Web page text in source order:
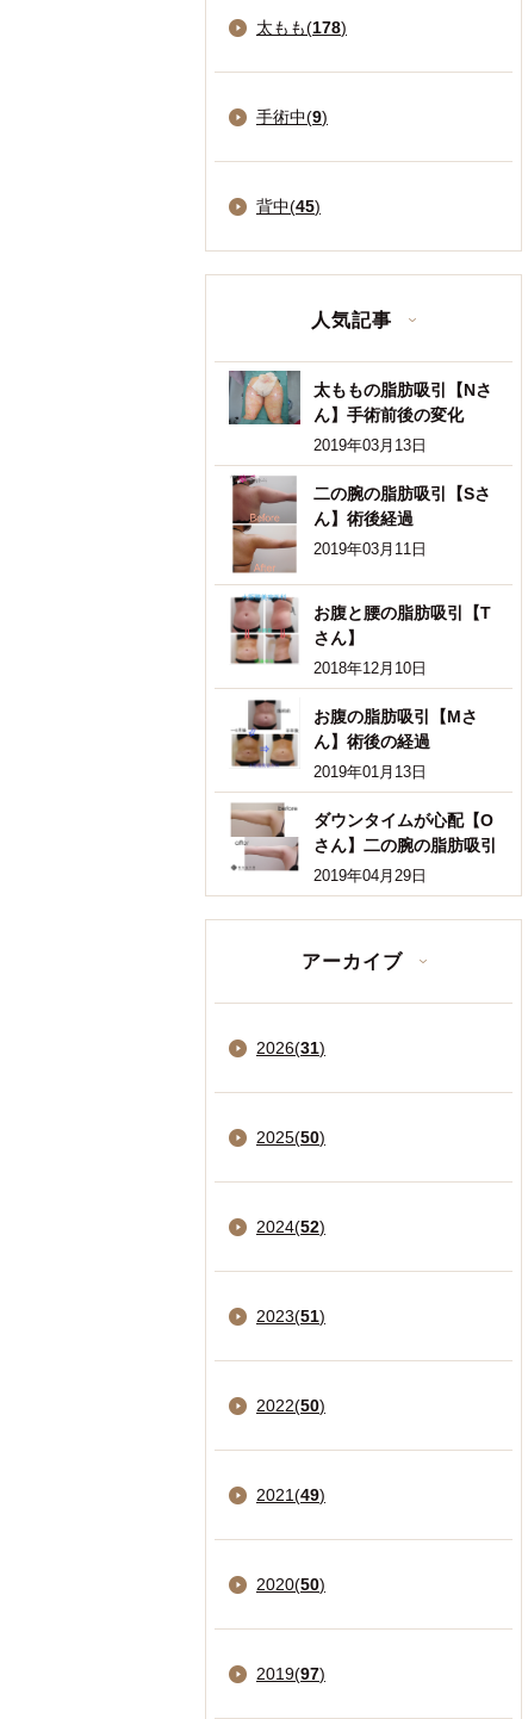
太もも(178)
手術中(9)
背中(45)
人気記事
太ももの脂肪吸引【Nさ
ん】手術前後の変化
2019年03月13日
二の腕の脂肪吸引【Sさ
ん】術後経過
2019年03月11日
お腹と腰の脂肪吸引【T
さん】
2018年12月10日
お腹の脂肪吸引【Mさ
ん】術後の経過
2019年01月13日
ダウンタイムが心配【O
さん】二の腕の脂肪吸引
2019年04月29日
アーカイブ
2026(31)
2025(50)
2024(52)
2023(51)
2022(50)
2021(49)
2020(50)
2019(97)